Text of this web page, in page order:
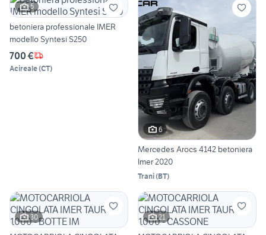
5
betoniera professionale IMER
modello Syntesi S250
700 €
Acireale(CT)
6
Mercedes Arocs 4142 betoniera
Imer 2020
Trani(BT)
30 21